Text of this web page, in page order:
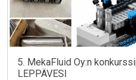
5. MekaFluid Oy:n
LEPPÄVESI